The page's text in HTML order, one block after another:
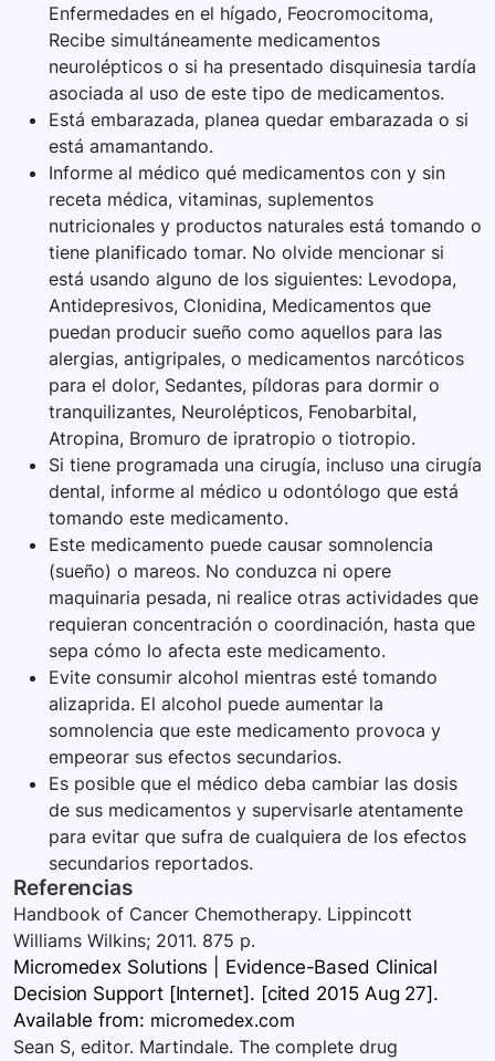
Enfermedades en el hígado, Feocromocitoma,
Recibe simultáneamente medicamentos
neurolépticos o si ha presentado disquinesia tardía
asociada al uso de este tipo de medicamentos.
Está embarazada, planea quedar embarazada o si
está amamantando.
Informe al médico qué medicamentos con y sin
receta médica, vitaminas, suplementos
nutricionales y productos naturales está tomando o
tiene planificado tomar. No olvide mencionar si
está usando alguno de los siguientes: Levodopa,
Antidepresivos, Clonidina, Medicamentos que
puedan producir sueño como aquellos para las
alergias, antigripales, o medicamentos narcóticos
para el dolor, Sedantes, píldoras para dormir o
tranquilizantes, Neurolépticos, Fenobarbital,
Atropina, Bromuro de ipratropio o tiotropio.
Si tiene programada una cirugía, incluso una cirugía
dental, informe al médico u odontólogo que está
tomando este medicamento.
Este medicamento puede causar somnolencia
(sueño) o mareos. No conduzca ni opere
maquinaria pesada, ni realice otras actividades que
requieran concentración o coordinación, hasta que
sepa cómo lo afecta este medicamento.
Evite consumir alcohol mientras esté tomando
alizaprida. El alcohol puede aumentar la
somnolencia que este medicamento provoca y
empeorar sus efectos secundarios.
Es posible que el médico deba cambiar las dosis
de sus medicamentos y supervisarle atentamente
para evitar que sufra de cualquiera de los efectos
secundarios reportados.
Referencias
Handbook of Cancer Chemotherapy. Lippincott
Williams Wilkins; 2011. 875 p.
Micromedex Solutions | Evidence-Based Clinical
Decision Support [Internet]. [cited 2015 Aug 27].
Available from: micromedex.com
Sean S, editor. Martindale. The complete drug